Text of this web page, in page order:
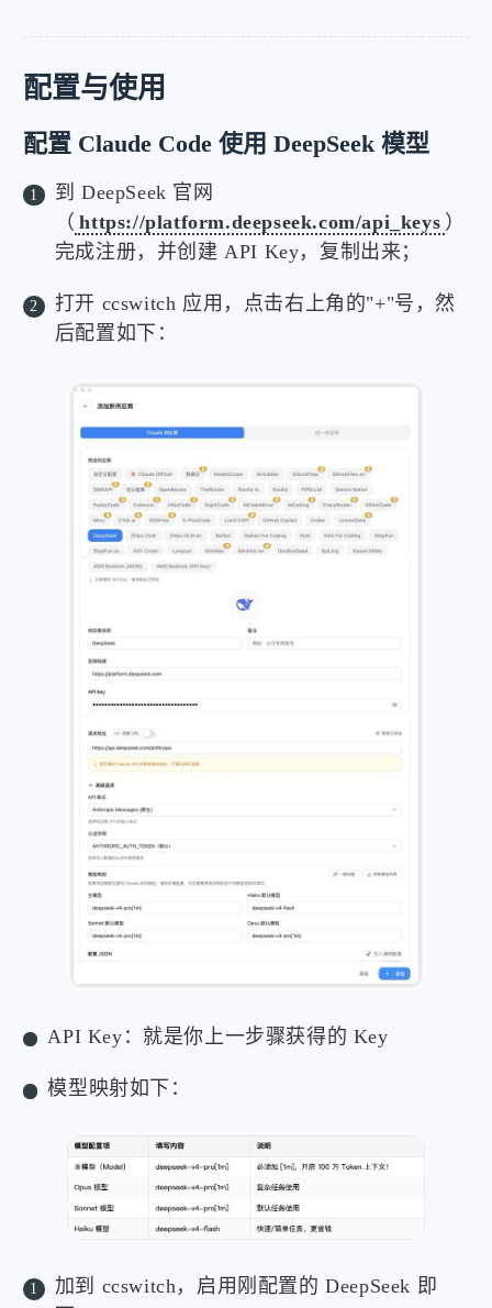
配置与使用
配置 Claude Code 使用 DeepSeek 模型
到 DeepSeek 官网
（ https://platform.deepseek.com/api_keys ）
完成注册，并创建 API Key，复制出来；
打开 ccswitch 应用，点击右上角的"+"号，然
后配置如下：
API Key：就是你上一步骤获得的 Key
模型映射如下：
加到 ccswitch，启用刚配置的 DeepSeek 即